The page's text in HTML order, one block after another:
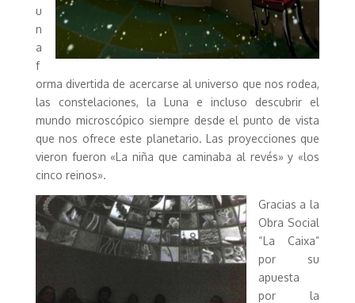
u
n
a
f
orma divertida de acercarse al universo que nos rodea,
las constelaciones, la Luna e incluso descubrir el
mundo microscópico siempre desde el punto de vista
que nos ofrece este planetario. Las proyecciones que
vieron fueron «La niña que caminaba al revés» y «los
cinco reinos».
Gracias a la
Obra Social
“La Caixa”
por su
apuesta
por la